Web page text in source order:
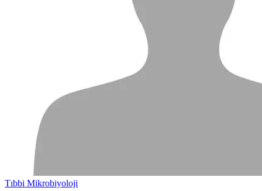
Tıbbi Mikrobiyoloji